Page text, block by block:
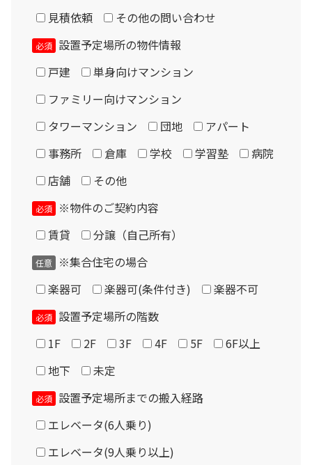
税込お支払総額
Please enter the security code
6 + 1 =
エアコンは付属しません。設置ご希望の場合はご相談下さ
い。（1.2畳以上に設置可能）
納入に際し、マンション・ビル側への許可申請や、近隣と
係書類作成及び提出、近隣への挨拶廻りや許可取り、住民
説明会の実施、防災設備等の現地打合せ、ハウスメーカー
やゼネコン等との打合せ等が必要となる場合や、お客様以
外の施工業者との契約（下請）となる場合は、別途諸経費
が必要です。
掲載商品は中古品のため多少の汚れ・傷などが有る場合が
あります。梱包した状態で倉庫保管しておりますので、組
立状態での展示は行っておりません。
保守部品についてはメーカー生産完了となっている場合が
ロス張替はできません。
設置場所に応じてドア・換気扇・FIX窓・音場パネル類の
位置変更が可能ですが、モデルによって制限があります。
ドアの開き方向（内外／左右）の変更はできません。
「アビテックスミニ AUK・ANUK」には天井取付型の換気
見積依頼
その他の問い合わせ
必須 設置予定場所の物件情報
戸建
単身向けマンション
ファミリー向けマンション
タワーマンション
団地
アパート
事務所
倉庫 学校 学習塾
病院
店舗
その他
必須
※物件のご契約内容
賃貸
分譲（自己所有）
任意
※集合住宅の場合
楽器可
楽器可(条件付き) 楽器不可
必須 設置予定場所の階数
1F
2F 3F 4F 5F
6F以上
地下
未定
必須 設置予定場所までの搬入経路
エレベータ(6人乗り)
エレベータ(9人乗り以上)